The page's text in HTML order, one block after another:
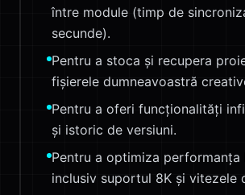
între module (timp de
secunde).
Pentru a stoca și recupera
fișierele dumneavoastră
Pentru a oferi funcționalități
și istoric de versiuni.
Pentru a optimiza performanța
inclusiv suportul 8K și vitezele